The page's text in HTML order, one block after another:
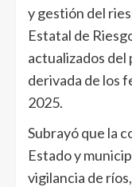
y gestión del
Estatal de
actualizados
derivada de los
2025.
Subrayó que la
Estado y
vigilancia de